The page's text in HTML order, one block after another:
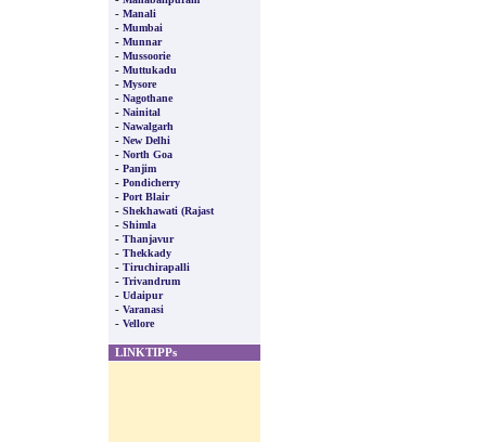
- Manali
- Mumbai
- Munnar
- Mussoorie
- Muttukadu
- Mysore
- Nagothane
- Nainital
- Nawalgarh
- New Delhi
- North Goa
- Panjim
- Pondicherry
- Port Blair
- Shekhawati (Rajast
- Shimla
- Thanjavur
- Thekkady
- Tiruchirapalli
- Trivandrum
- Udaipur
- Varanasi
- Vellore
LINKTIPPs